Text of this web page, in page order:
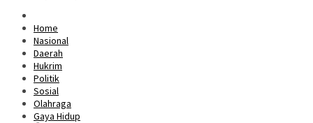
Home
Nasional
Daerah
Hukrim
Politik
Sosial
Olahraga
Gaya Hidup